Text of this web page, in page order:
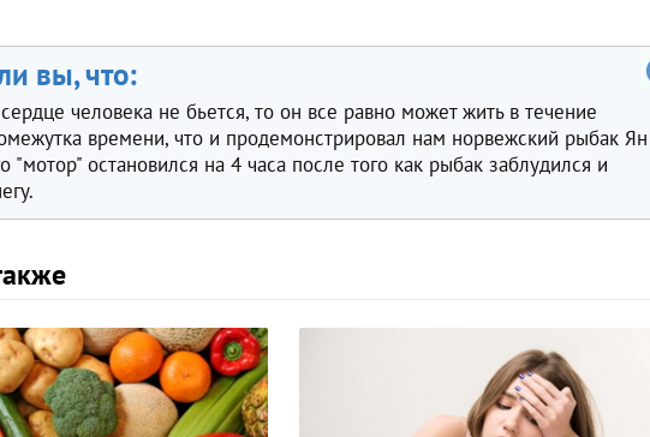
вы, что:
человека не бьется, то он все равно может жить в течение
времени, что и продемонстрировал нам норвежский рыбак Ян
"мотор" остановился на 4 часа после того как рыбак заблудился и